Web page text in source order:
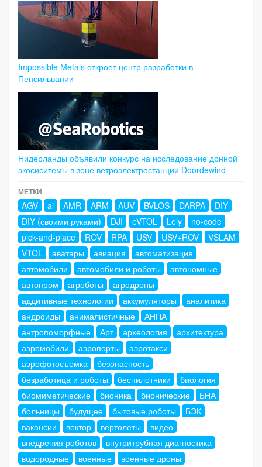
Impossible Metals откроет центр разработки в
Пенсильвании
Нидерланды объявили конкурс на исследование донной
экосиситемы в зоне ветроэлектростанции Doordewind
МЕТКИ
AGV ai AMR ARM AUV BVLOS DARPA
DIY
DIY (своими руками)
DJI eVTOL Lely
no-code
pick-and-place
ROV RPA USV USV+ROV
VSLAM
VTOL
аватары авиация
автоматизация
автомобили
автомобили и роботы
автономные
автопром
агроботы
агродроны
аддитивные технологии
аккумуляторы
аналитика
андроиды
анималистичные
АНПА
антропоморфные
Арт археология
архитектура
аэромобили
аэропорты
аэротакси
аэрофотосъемка
безопасность
безработица и роботы
беспилотники
биология
биомиметические
бионика бионические
БНА
больницы
будущее бытовые роботы
БЭК
вакансии
вектор вертолеты
видео
внедрения роботов
внутритрубная диагностика
водородные
военные
военные дроны